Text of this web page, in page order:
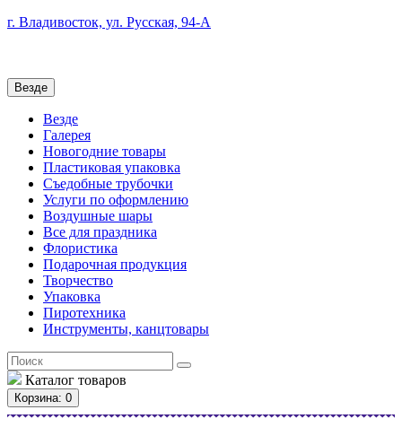
г. Владивосток, ул. Русская, 94-А
Везде
Везде
Галерея
Новогодние товары
Пластиковая упаковка
Съедобные трубочки
Услуги по оформлению
Воздушные шары
Все для праздника
Флористика
Подарочная продукция
Творчество
Упаковка
Пиротехника
Инструменты, канцтовары
Каталог товаров
Корзина: 0